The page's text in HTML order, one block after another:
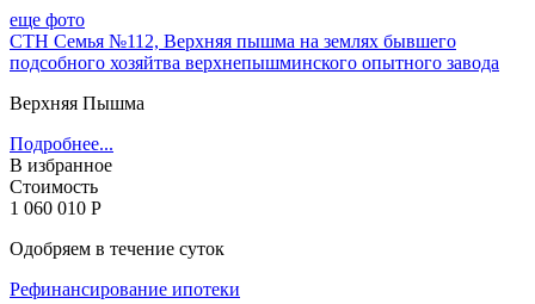
еще фото
СТН Семья №112, Верхняя пышма на землях бывшего
подсобного хозяйтва верхнепышминского опытного завода
Верхняя Пышма
Подробнее...
В избранное
Стоимость
1 060 010 Р
Одобряем в течение суток
Рефинансирование ипотеки